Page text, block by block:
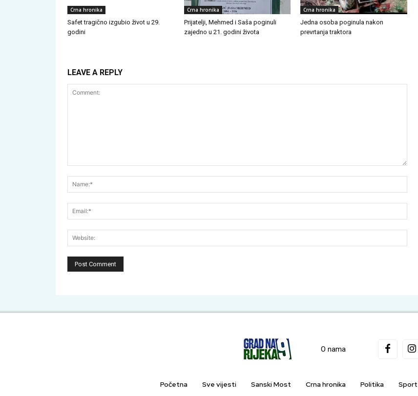
Crna hronika
Safet tragično izgubio život u 29.
godini
Crna hronika
Prijatelji, Mehmed i Saša poginuli
zajedno u 21. godini života
Crna hronika
Jedna osoba poginula nakon
prevrtanja traktora
LEAVE A REPLY
O nama
Početna Sve vijesti Sanski Most Crna hronika Politika Sport